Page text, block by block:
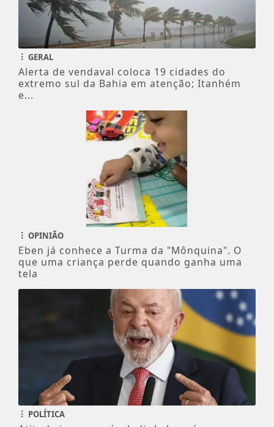
GERAL
Alerta de vendaval coloca 19 cidades do
extremo sul da Bahia em atenção; Itanhém
e...
OPINIÃO
Eben já conhece a Turma da "Mônquina". O
que uma criança perde quando ganha uma
tela
POLÍTICA